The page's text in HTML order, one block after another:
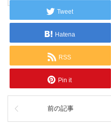
Tweet
Hatena
RSS
Pin it
前の記事